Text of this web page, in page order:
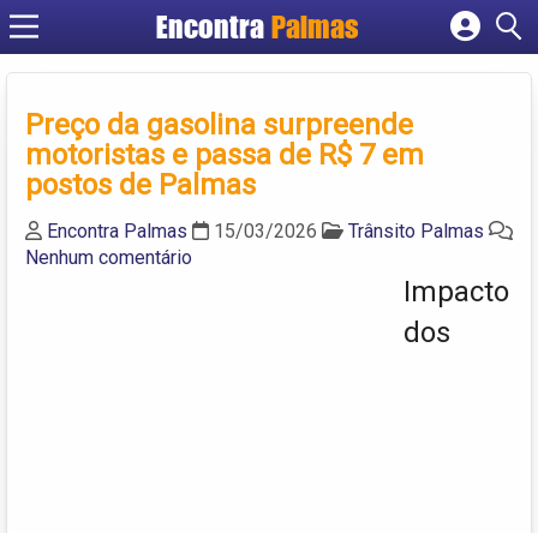
Encontra Palmas
Cadastrar empresa
Criar conta
Preço da gasolina surpreende
motoristas e passa de R$ 7 em
postos de Palmas
Encontra Palmas 15/03/2026
Trânsito Palmas
Nenhum comentário
Impacto
dos